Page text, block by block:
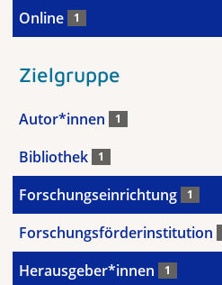
Online 1
Zielgruppe
Autor*innen 1
Bibliothek 1
Forschungseinrichtung 1
Forschungsförderinstitution
Herausgeber*innen 1